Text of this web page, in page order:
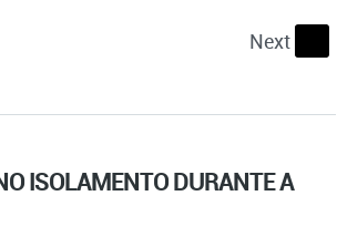
Next
ISOLAMENTO DURANTE A